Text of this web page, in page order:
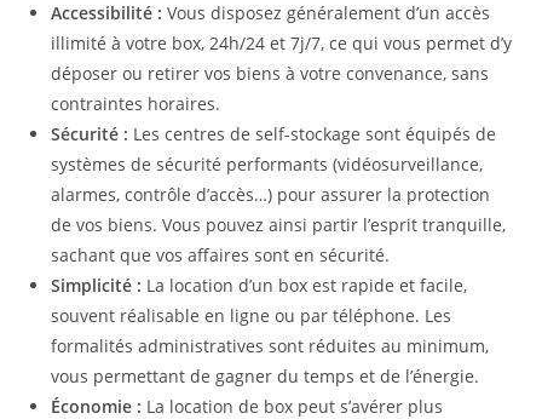
Accessibilité : Vous disposez généralement d’un accès
illimité à votre box, 24h/24 et 7j/7, ce qui vous permet d’y
déposer ou retirer vos biens à votre convenance, sans
contraintes horaires.
Sécurité : Les centres de self-stockage sont équipés de
systèmes de sécurité performants (vidéosurveillance,
alarmes, contrôle d’accès…) pour assurer la protection
de vos biens. Vous pouvez ainsi partir l’esprit tranquille,
sachant que vos affaires sont en sécurité.
Simplicité : La location d’un box est rapide et facile,
souvent réalisable en ligne ou par téléphone. Les
formalités administratives sont réduites au minimum,
vous permettant de gagner du temps et de l’énergie.
Économie : La location de box peut s’avérer plus